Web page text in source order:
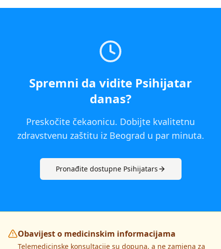
Spremni da vidite Psihijatar
danas?
Preskočite čekaonicu. Dobijte kvalitetnu
zdravstvenu zaštitu iz Beograd u par minuta.
Pronađite dostupne Psihijatars
Obavijest o medicinskim informacijama
Telemedicinske konsultacije su dopuna, a ne zamjena za